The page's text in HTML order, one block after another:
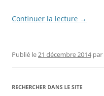
Continuer la lecture →
Publié le 21 décembre 2014par
RECHERCHER DANS LE SITE